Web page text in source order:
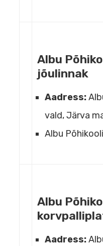
Albu
jõulinnak
Aadress:
vald, Järva
Albu
Albu
Aadress: